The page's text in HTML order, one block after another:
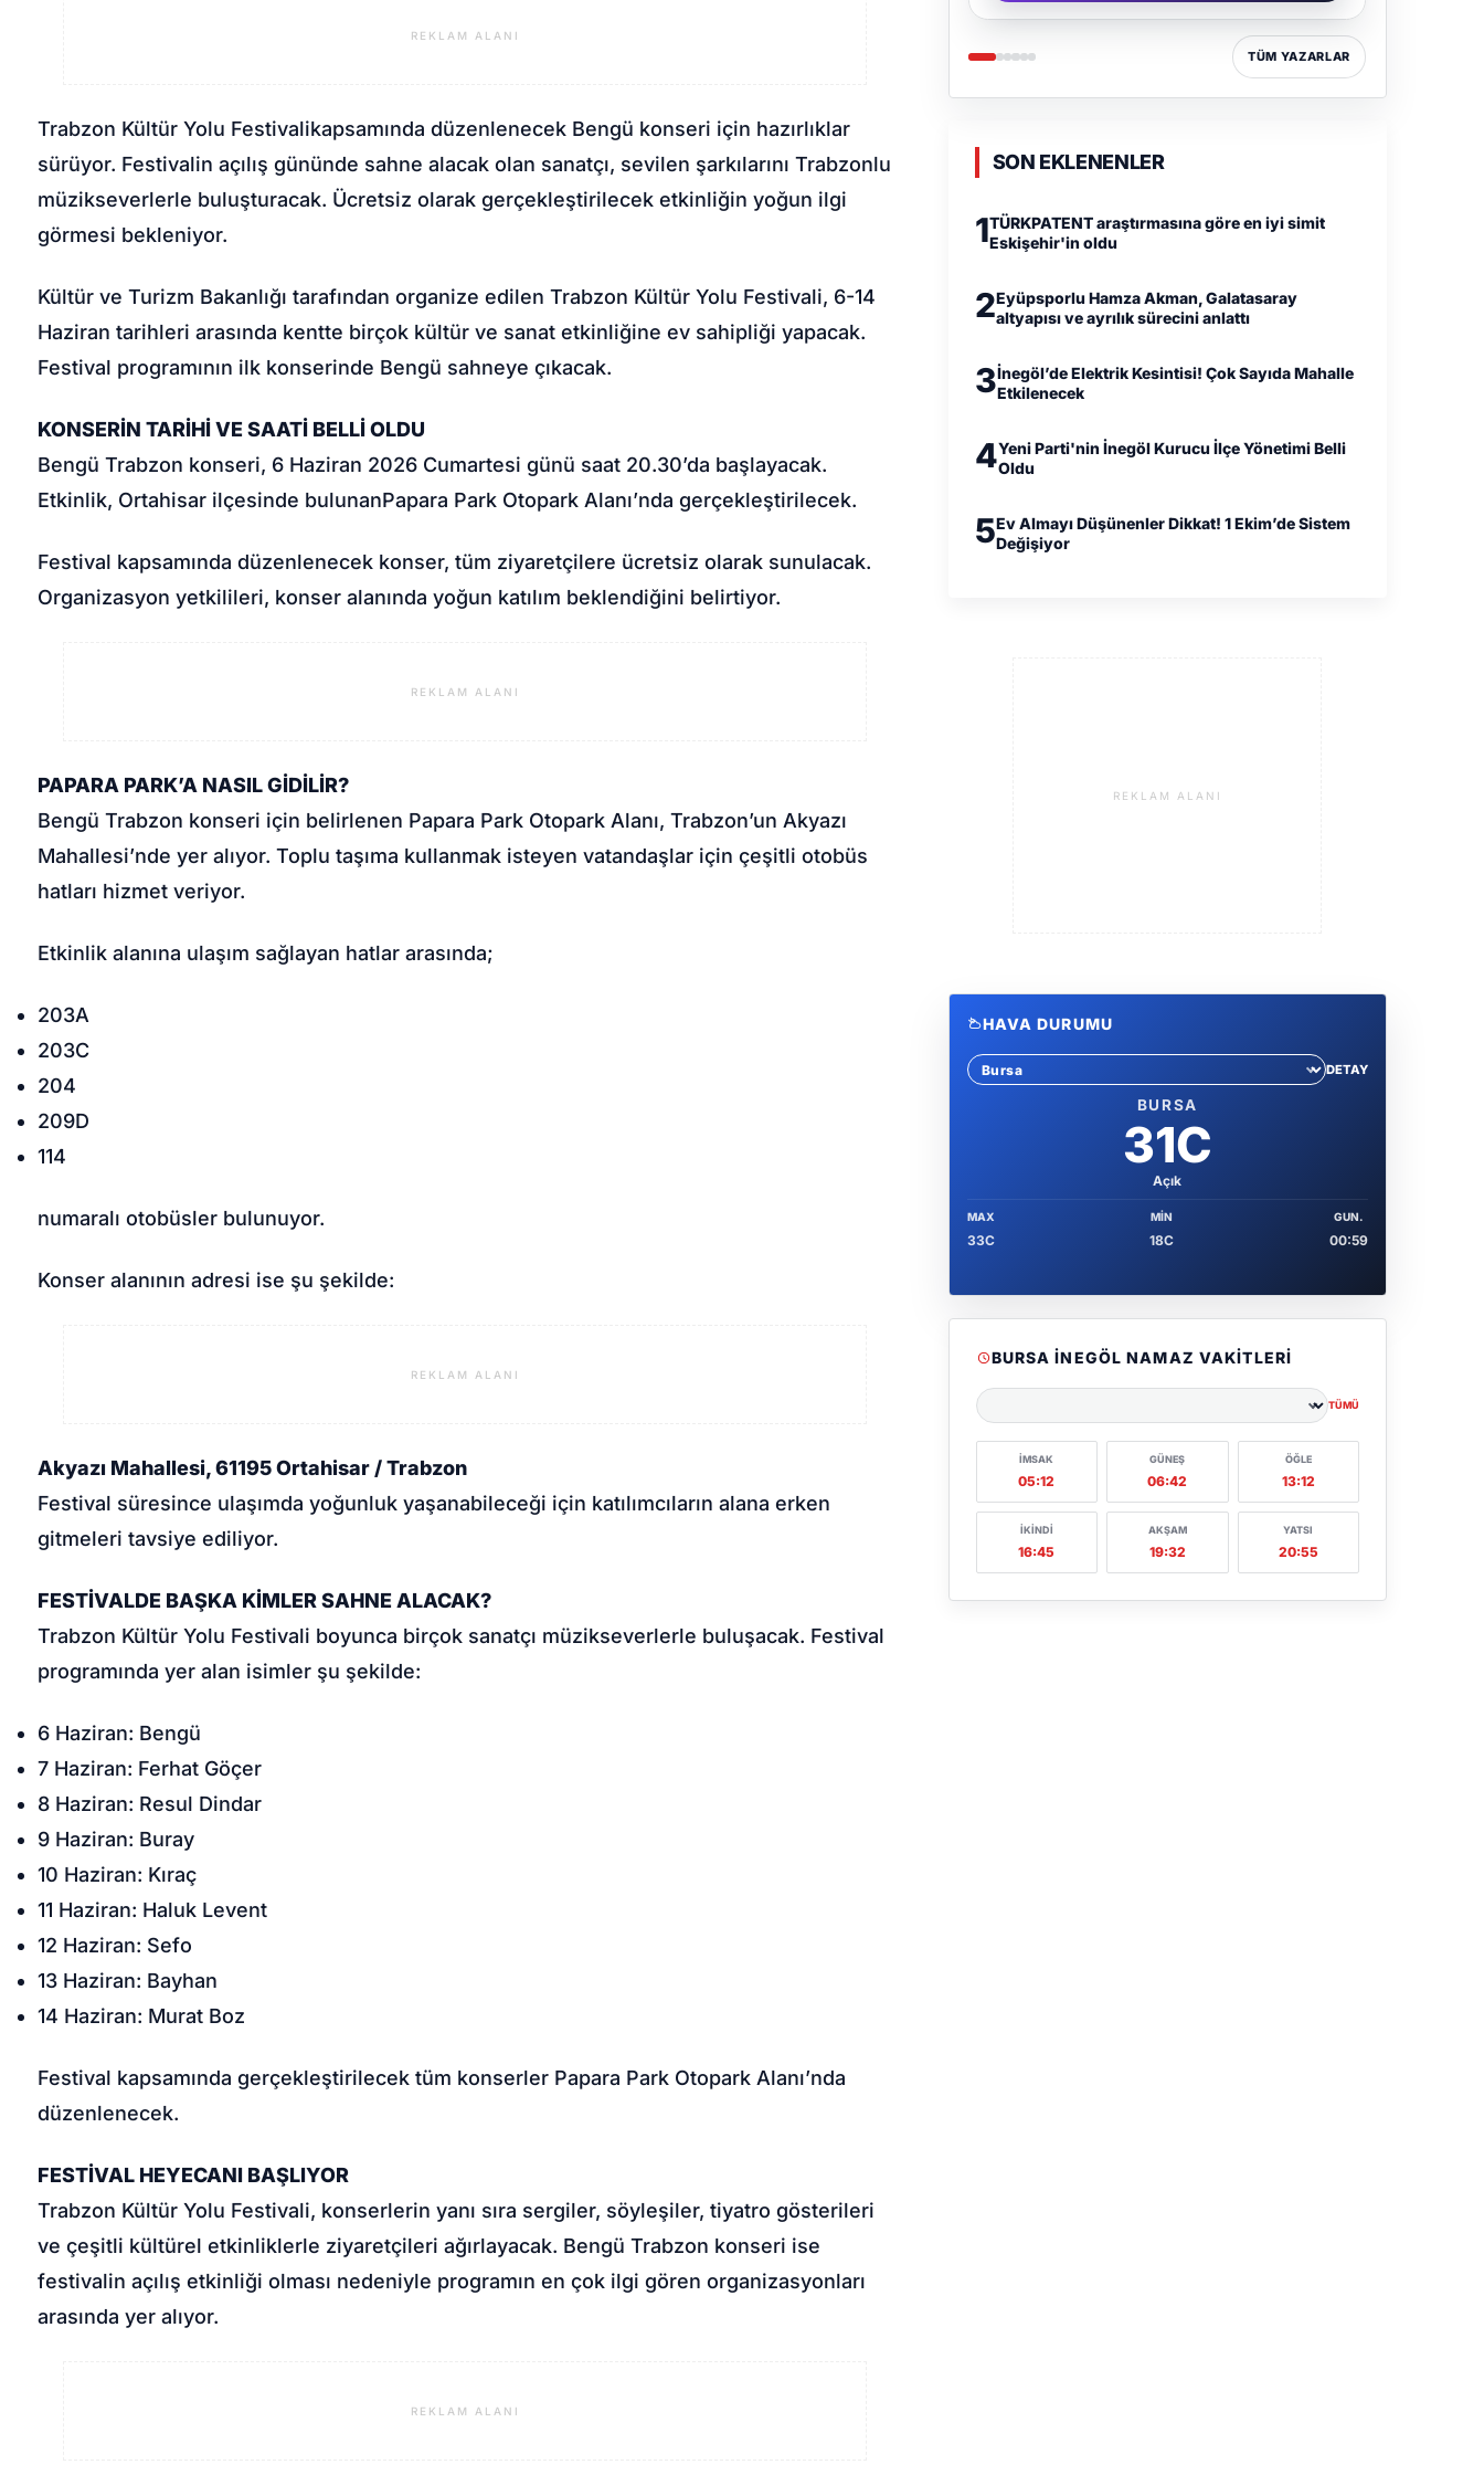
REKLAM ALANI
Trabzon Kültür Yolu Festivalikapsamında düzenlenecek Bengü konseri için hazırlıklar
sürüyor. Festivalin açılış gününde sahne alacak olan sanatçı, sevilen şarkılarını Trabzonlu
müzikseverlerle buluşturacak. Ücretsiz olarak gerçekleştirilecek etkinliğin yoğun ilgi
görmesi bekleniyor.
Kültür ve Turizm Bakanlığı tarafından organize edilen Trabzon Kültür Yolu Festivali, 6-14
Haziran tarihleri arasında kentte birçok kültür ve sanat etkinliğine ev sahipliği yapacak.
Festival programının ilk konserinde Bengü sahneye çıkacak.
KONSERİN TARİHİ VE SAATİ BELLİ OLDU
Bengü Trabzon konseri, 6 Haziran 2026 Cumartesi günü saat 20.30’da başlayacak.
Etkinlik, Ortahisar ilçesinde bulunanPapara Park Otopark Alanı’nda gerçekleştirilecek.
Festival kapsamında düzenlenecek konser, tüm ziyaretçilere ücretsiz olarak sunulacak.
Organizasyon yetkilileri, konser alanında yoğun katılım beklendiğini belirtiyor.
REKLAM ALANI
PAPARA PARK’A NASIL GİDİLİR?
Bengü Trabzon konseri için belirlenen Papara Park Otopark Alanı, Trabzon’un Akyazı
Mahallesi’nde yer alıyor. Toplu taşıma kullanmak isteyen vatandaşlar için çeşitli otobüs
hatları hizmet veriyor.
Etkinlik alanına ulaşım sağlayan hatlar arasında;
203A
203C
204
209D
114
numaralı otobüsler bulunuyor.
Konser alanının adresi ise şu şekilde:
REKLAM ALANI
Akyazı Mahallesi, 61195 Ortahisar / Trabzon
Festival süresince ulaşımda yoğunluk yaşanabileceği için katılımcıların alana erken
gitmeleri tavsiye ediliyor.
FESTİVALDE BAŞKA KİMLER SAHNE ALACAK?
Trabzon Kültür Yolu Festivali boyunca birçok sanatçı müzikseverlerle buluşacak. Festival
programında yer alan isimler şu şekilde:
6 Haziran: Bengü
7 Haziran: Ferhat Göçer
8 Haziran: Resul Dindar
9 Haziran: Buray
10 Haziran: Kıraç
11 Haziran: Haluk Levent
12 Haziran: Sefo
13 Haziran: Bayhan
14 Haziran: Murat Boz
Festival kapsamında gerçekleştirilecek tüm konserler Papara Park Otopark Alanı’nda
düzenlenecek.
FESTİVAL HEYECANI BAŞLIYOR
Trabzon Kültür Yolu Festivali, konserlerin yanı sıra sergiler, söyleşiler, tiyatro gösterileri
ve çeşitli kültürel etkinliklerle ziyaretçileri ağırlayacak. Bengü Trabzon konseri ise
festivalin açılış etkinliği olması nedeniyle programın en çok ilgi gören organizasyonları
arasında yer alıyor.
REKLAM ALANI
TÜM YAZARLAR
SON EKLENENLER
1TÜRKPATENT araştırmasına göre en iyi simit
Eskişehir'in oldu
2Eyüpsporlu Hamza Akman, Galatasaray
altyapısı ve ayrılık sürecini anlattı
3İnegöl’de Elektrik Kesintisi! Çok Sayıda Mahalle
Etkilenecek
4Yeni Parti'nin İnegöl Kurucu İlçe Yönetimi Belli
Oldu
5Ev Almayı Düşünenler Dikkat! 1 Ekim’de Sistem
Değişiyor
REKLAM ALANI
HAVA DURUMU
Sehir sec
DETAY
BURSA
31C
Açık
MAX
33C
MIN
18C
GUN.
00:59
BURSA İNEGÖL NAMAZ VAKITLERI
Şehir seçin
TÜMÜ
İMSAK
05:12
GÜNEŞ
06:42
ÖĞLE
13:12
İKINDI
16:45
AKŞAM
19:32
YATSI
20:55